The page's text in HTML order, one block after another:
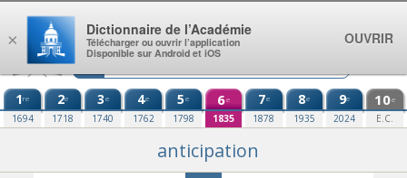
Aller au contenu
1re
1694
2e
1718
3e
1740
4e
1762
5e
1798
6e
1835
7e
1878
8e
1935
9e
2024
10e
E.C.
anticipation
×
Dictionnaire de l’Académie
Télécharger ou ouvrir l’application
Disponible sur Android et iOS
OUVRIR